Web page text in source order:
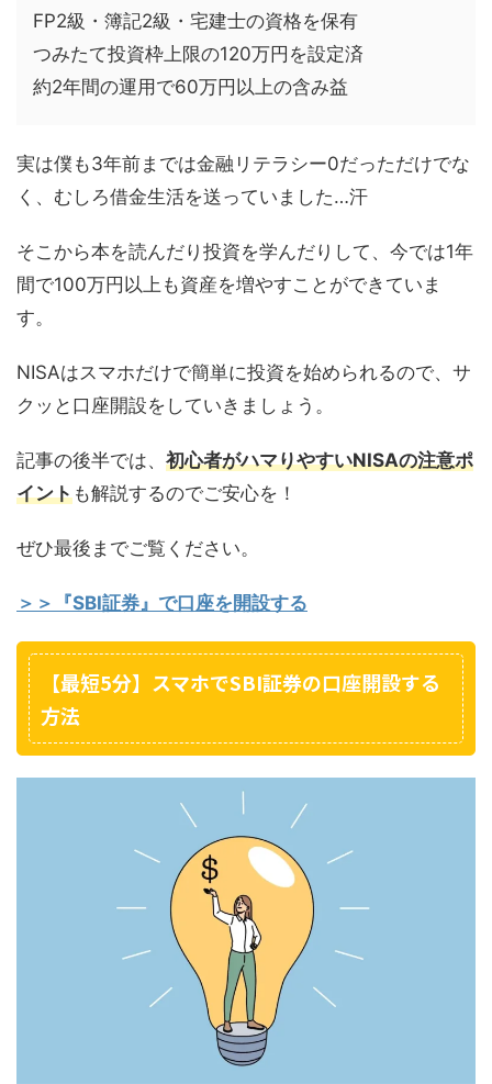
FP2級・簿記2級・宅建士の資格を保有
つみたて投資枠上限の120万円を設定済
約2年間の運用で60万円以上の含み益
実は僕も3年前までは金融リテラシー0だっただけでな
く、むしろ借金生活を送っていました…汗
そこから本を読んだり投資を学んだりして、今では1年
間で100万円以上も資産を増やすことができていま
す。
NISAはスマホだけで簡単に投資を始められるので、サ
クッと口座開設をしていきましょう。
記事の後半では、 初心者がハマりやすいNISAの注意ポ
イントも解説するのでご安心を！
ぜひ最後までご覧ください。
＞＞『SBI証券』で口座を開設する
【最短5分】スマホでSBI証券の口座開設する
方法